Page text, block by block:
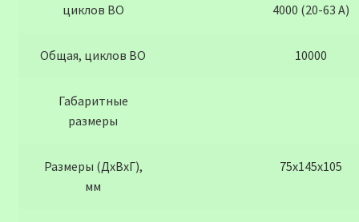
циклов ВО
4000 (20-63 А)
Общая, циклов ВО 10000
Габаритные
размеры
Размеры (ДхВхГ),
мм
75x145x105